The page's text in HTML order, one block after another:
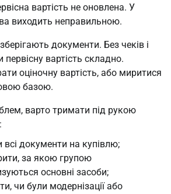
вартість не оновлена. У
виходить неправильною.
документи. Без чеків і
вартість складно.
оціночну вартість, або миритися
базою.
варто тримати під рукою
всі документи на купівлю;
за якою групою
основні засоби;
чи були модернізації або